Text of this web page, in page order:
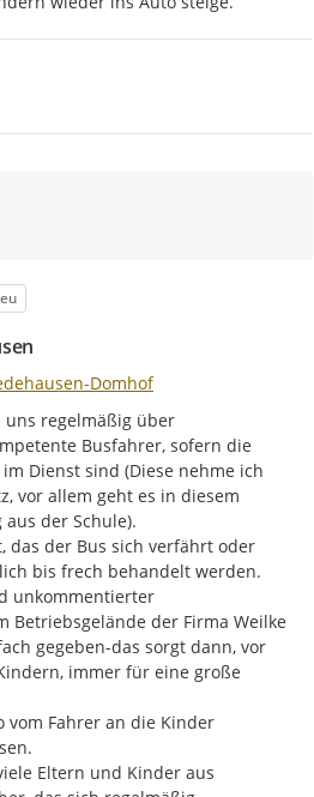
Domhof
regelmäßig über
Busfahrer, sofern die
Dienst sind (Diese nehme ich
vor allem geht es in diesem
der Schule).
das der Bus sich verfährt oder
bis frech behandelt werden.
unkommentierter
Betriebsgelände der Firma Weilke
gegeben-das sorgt dann, vor
immer für eine große
vom Fahrer an die Kinder
Eltern und Kinder aus